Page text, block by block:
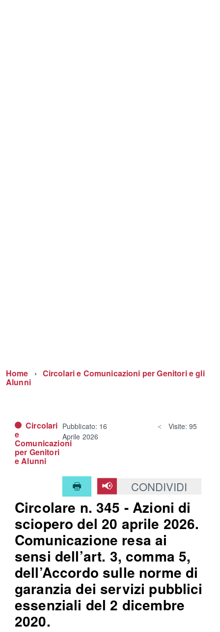
Home Circolari e Comunicazioni per Genitori e gli
Alunni
Circolari
e
Comunicazioni
per Genitori
e Alunni
Pubblicato: 16
Aprile 2026
Visite: 95
CONDIVIDI
Circolare n. 345 - Azioni di
sciopero del 20 aprile 2026.
Comunicazione resa ai
sensi dell’art. 3, comma 5,
dell’Accordo sulle norme di
garanzia dei servizi pubblici
essenziali del 2 dicembre
2020.